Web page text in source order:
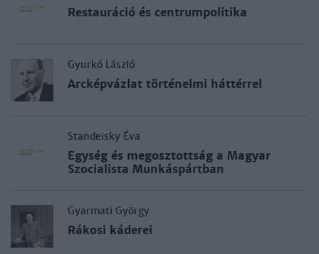
Restauráció és centrumpolitika
Gyurkó László
Arcképvázlat történelmi háttérrel
Standeisky Éva
Egység és megosztottság a Magyar
Szocialista Munkáspártban
Gyarmati György
Rákosi káderei